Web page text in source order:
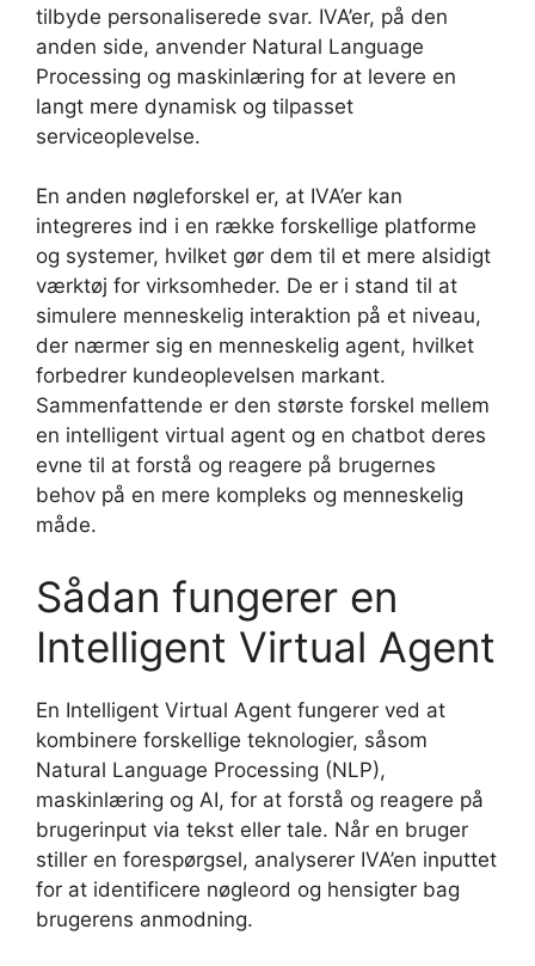
tilbyde personaliserede svar. IVA’er, på den
anden side, anvender Natural Language
Processing og maskinlæring for at levere en
langt mere dynamisk og tilpasset
serviceoplevelse.
En anden nøgleforskel er, at IVA’er kan
integreres ind i en række forskellige platforme
og systemer, hvilket gør dem til et mere alsidigt
værktøj for virksomheder. De er i stand til at
simulere menneskelig interaktion på et niveau,
der nærmer sig en menneskelig agent, hvilket
forbedrer kundeoplevelsen markant.
Sammenfattende er den største forskel mellem
en intelligent virtual agent og en chatbot deres
evne til at forstå og reagere på brugernes
behov på en mere kompleks og menneskelig
måde.
Sådan fungerer en
Intelligent Virtual Agent
En Intelligent Virtual Agent fungerer ved at
kombinere forskellige teknologier, såsom
Natural Language Processing (NLP),
maskinlæring og AI, for at forstå og reagere på
brugerinput via tekst eller tale. Når en bruger
stiller en forespørgsel, analyserer IVA’en inputtet
for at identificere nøgleord og hensigter bag
brugerens anmodning.